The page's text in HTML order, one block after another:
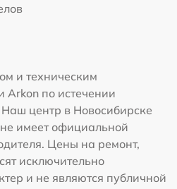
и техническим
Arkon по истечении
центр в Новосибирске
имеет официальной
Цены на ремонт,
исключительно
и не являются публичной